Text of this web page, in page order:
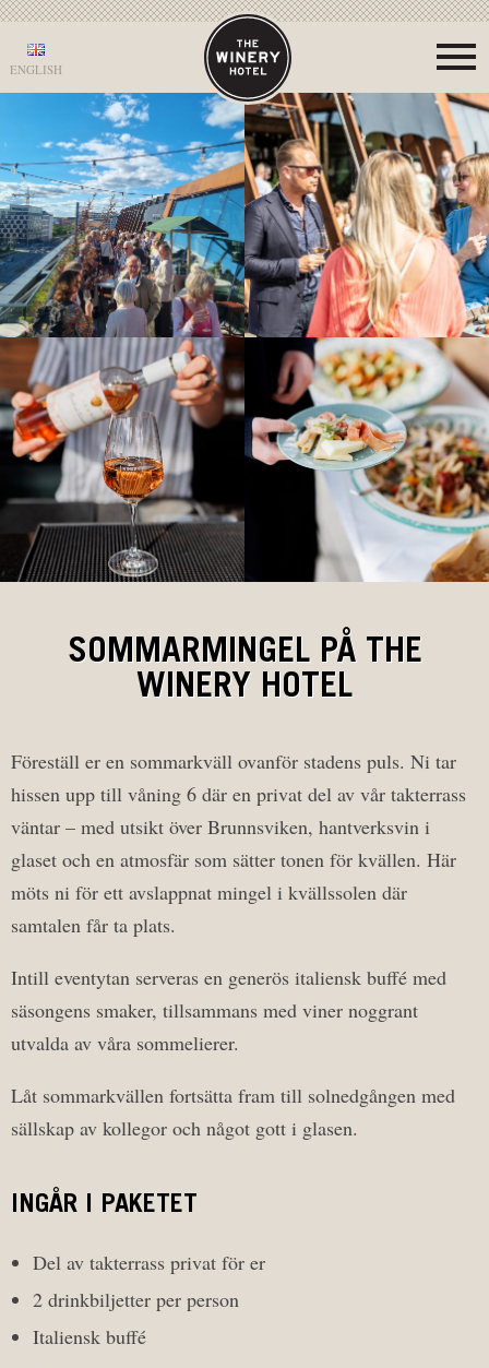
ENGLISH
SOMMARMINGEL PÅ THE
WINERY HOTEL
Föreställ er en sommarkväll ovanför stadens puls. Ni tar
hissen upp till våning 6 där en privat del av vår takterrass
väntar – med utsikt över Brunnsviken, hantverksvin i
glaset och en atmosfär som sätter tonen för kvällen. Här
möts ni för ett avslappnat mingel i kvällssolen där
samtalen får ta plats.
Intill eventytan serveras en generös italiensk buffé med
säsongens smaker, tillsammans med viner noggrant
utvalda av våra sommelierer.
Låt sommarkvällen fortsätta fram till solnedgången med
sällskap av kollegor och något gott i glasen.
INGÅR I PAKETET
Del av takterrass privat för er
2 drinkbiljetter per person
Italiensk buffé